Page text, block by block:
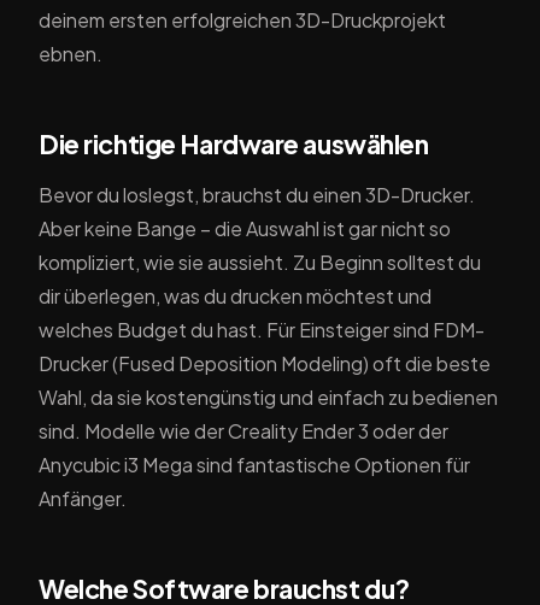
deinem ersten erfolgreichen 3D-Druckprojekt
ebnen.
Die richtige Hardware auswählen
Bevor du loslegst, brauchst du einen 3D-Drucker.
Aber keine Bange – die Auswahl ist gar nicht so
kompliziert, wie sie aussieht. Zu Beginn solltest du
dir überlegen, was du drucken möchtest und
welches Budget du hast. Für Einsteiger sind FDM-
Drucker (Fused Deposition Modeling) oft die beste
Wahl, da sie kostengünstig und einfach zu bedienen
sind. Modelle wie der Creality Ender 3 oder der
Anycubic i3 Mega sind fantastische Optionen für
Anfänger.
Welche Software brauchst du?